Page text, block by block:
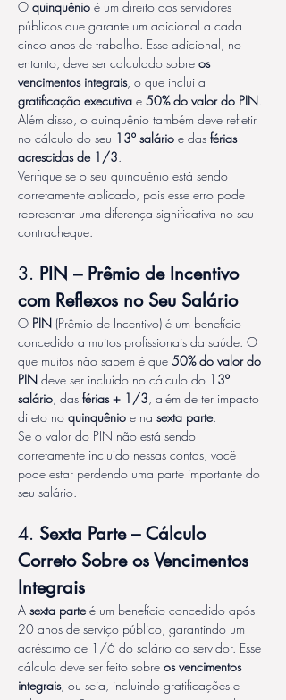
O quinquênio é um direito dos servidores
públicos que garante um adicional a cada
cinco anos de trabalho. Esse adicional, no
entanto, deve ser calculado sobre os
vencimentos integrais, o que inclui a
gratificação executiva e 50% do valor do PIN.
Além disso, o quinquênio também deve refletir
no cálculo do seu 13º salário e das férias
acrescidas de 1/3.
Verifique se o seu quinquênio está sendo
corretamente aplicado, pois esse erro pode
representar uma diferença significativa no seu
contracheque.
3. PIN – Prêmio de Incentivo
com Reflexos no Seu Salário
O PIN (Prêmio de Incentivo) é um benefício
concedido a muitos profissionais da saúde. O
que muitos não sabem é que 50% do valor do
PIN deve ser incluído no cálculo do 13º
salário, das férias + 1/3, além de ter impacto
direto no quinquênio e na sexta parte.
Se o valor do PIN não está sendo
corretamente incluído nessas contas, você
pode estar perdendo uma parte importante do
seu salário.
4. Sexta Parte – Cálculo
Correto Sobre os Vencimentos
Integrais
A sexta parte é um benefício concedido após
20 anos de serviço público, garantindo um
acréscimo de 1/6 do salário ao servidor. Esse
cálculo deve ser feito sobre os vencimentos
integrais, ou seja, incluindo gratificações e